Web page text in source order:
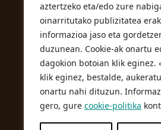
aztertzeko eta/edo zure
oinarritutako publizitatea
informazioa jaso eta
duzunean. Cookie-ak onartu
dagokion botoian klik eginez.
klik eginez, bestalde,
onartu nahi dituzun.
gero, gure cookie-politika
ORIOKO UDALA
Herriko plaza,1
20810 Orio
T. 943 83 03 46
bulegoak@orio.eus